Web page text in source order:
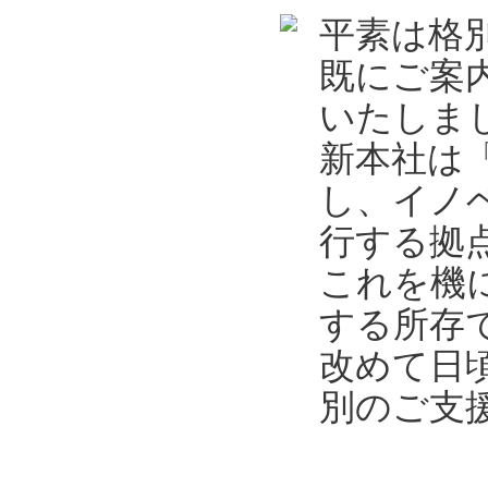
平素は格
既にご案
いたしま
新本社は
し、イノ
行する拠
これを機
する所存
改めて日
別のご支